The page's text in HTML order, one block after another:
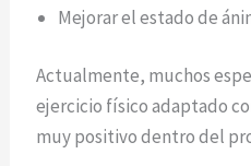
Mejorar el estado de
Actualmente, muchos
ejercicio físico adaptado
muy positivo dentro del